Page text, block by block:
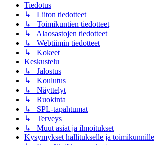
Tiedotus
↳ Liiton tiedotteet
↳ Toimikuntien tiedotteet
↳ Alaosastojen tiedotteet
↳ Webtiimin tiedotteet
↳ Kokeet
Keskustelu
↳ Jalostus
↳ Koulutus
↳ Näyttelyt
↳ Ruokinta
↳ SPL-tapahtumat
↳ Terveys
↳ Muut asiat ja ilmoitukset
Kysymykset hallitukselle ja toimikunnille